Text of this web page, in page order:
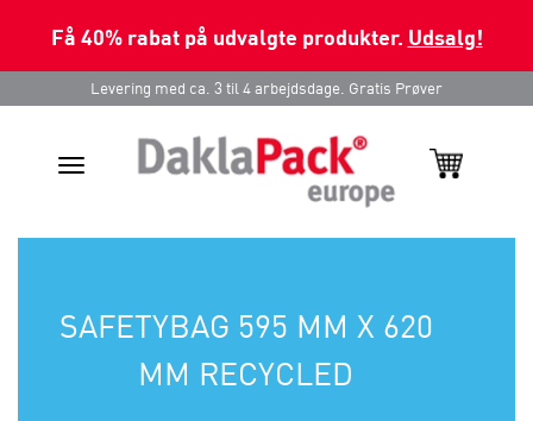
Få 40% rabat på udvalgte produkter. Udsalg!
Levering med ca. 3 til 4 arbejdsdage. Gratis Prøver
Toggle
SAFETYBAG 595 MM X 620
MM RECYCLED